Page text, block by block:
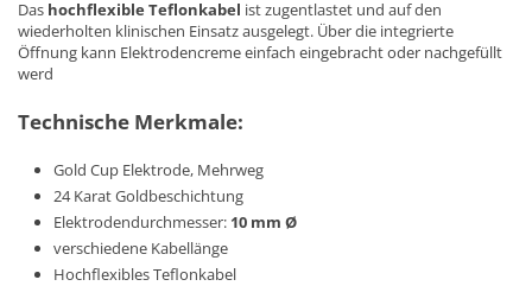
Das hochflexible Teflonkabel ist zugentlastet und auf den
wiederholten klinischen Einsatz ausgelegt. Über die integrierte
Öffnung kann Elektrodencreme einfach eingebracht oder nachgefüllt
werd
Technische Merkmale:
Gold Cup Elektrode, Mehrweg
24 Karat Goldbeschichtung
Elektrodendurchmesser: 10 mm Ø
verschiedene Kabellänge
Hochflexibles Teflonkabel